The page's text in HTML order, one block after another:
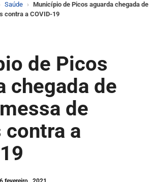
Saúde
Município de Picos aguarda chegada de
contra a COVID-19
de Picos
chegada de
de
contra a